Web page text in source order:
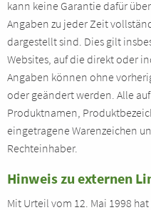
kann keine Garantie dafür
Angaben zu jeder Zeit
dargestellt sind. Dies gilt
Websites, auf die direkt oder
Angaben können ohne
oder geändert werden. Alle
Produktnamen,
eingetragene Warenzeichen
Rechteinhaber.
Hinweis zu externen
Mit Urteil vom 12. Mai 1998